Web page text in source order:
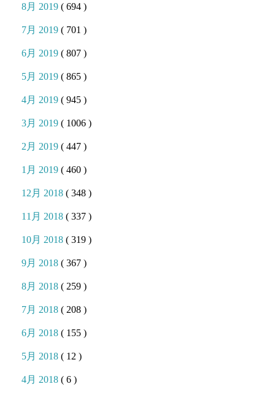
8月 2019( 694 )
7月 2019( 701 )
6月 2019( 807 )
5月 2019( 865 )
4月 2019( 945 )
3月 2019( 1006 )
2月 2019( 447 )
1月 2019( 460 )
12月 2018( 348 )
11月 2018( 337 )
10月 2018( 319 )
9月 2018( 367 )
8月 2018( 259 )
7月 2018( 208 )
6月 2018( 155 )
5月 2018( 12 )
4月 2018( 6 )